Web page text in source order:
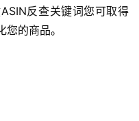
反查关键词您可取得
的商品。